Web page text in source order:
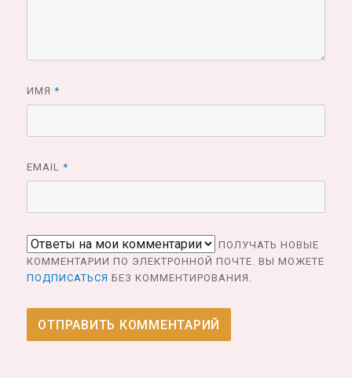
ИМЯ*
EMAIL*
ПОЛУЧАТЬ НОВЫЕ
КОММЕНТАРИИ ПО ЭЛЕКТРОННОЙ ПОЧТЕ. ВЫ МОЖЕТЕ
ПОДПИСАТЬСЯ БЕЗ КОММЕНТИРОВАНИЯ.